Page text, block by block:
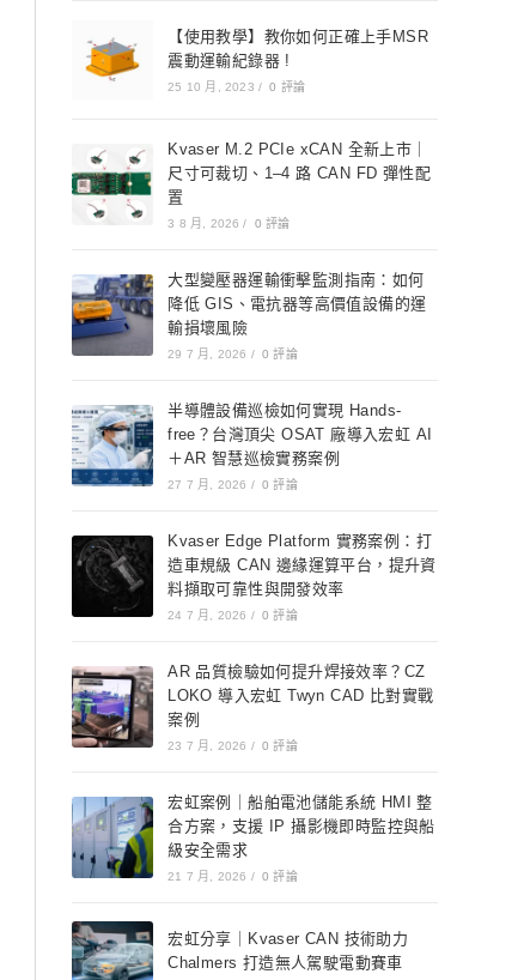
【使用教學】教你如何正確上手MSR
震動運輸紀錄器 !
25 10 月, 2023 / 0 評論
Kvaser M.2 PCIe xCAN 全新上市｜
尺寸可裁切、1–4 路 CAN FD 彈性配
置
3 8 月, 2026 / 0 評論
大型變壓器運輸衝擊監測指南：如何
降低 GIS、電抗器等高價值設備的運
輸損壞風險
29 7 月, 2026 / 0 評論
半導體設備巡檢如何實現 Hands-
free？台灣頂尖 OSAT 廠導入宏虹 AI
＋AR 智慧巡檢實務案例
27 7 月, 2026 / 0 評論
Kvaser Edge Platform 實務案例：打
造車規級 CAN 邊緣運算平台，提升資
料擷取可靠性與開發效率
24 7 月, 2026 / 0 評論
AR 品質檢驗如何提升焊接效率？CZ
LOKO 導入宏虹 Twyn CAD 比對實戰
案例
23 7 月, 2026 / 0 評論
宏虹案例｜船舶電池儲能系統 HMI 整
合方案，支援 IP 攝影機即時監控與船
級安全需求
21 7 月, 2026 / 0 評論
宏虹分享｜Kvaser CAN 技術助力
Chalmers 打造無人駕駛電動賽車